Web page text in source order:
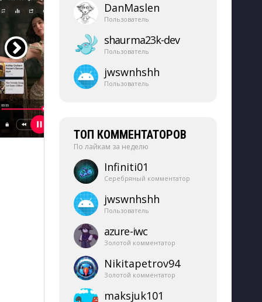
DanMaslen
Пользователь
shaurma23k-​dev
Пользователь
jwswnhshh
Пользователь
ТОП КОММЕНТАТОРОВ
По лайкам за неделю
Infiniti01
Серебряный комментатор
jwswnhshh
Пользователь
azure-​iwc
Золотой комментатор
Nikitapetrov94
Золотой комментатор
maksjuk101